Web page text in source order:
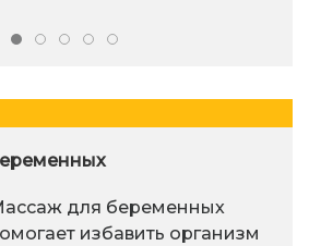
для беременных
избавить организм